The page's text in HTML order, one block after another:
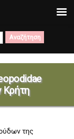
Κρήτη
της